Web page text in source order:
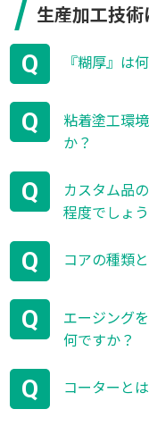
生産加工技術
Q 『糊厚』は
Q
粘着塗工環
か？
Q
カスタム品
程度でしょ
Q コアの種類
Q
エージング
何ですか？
Q コーターと